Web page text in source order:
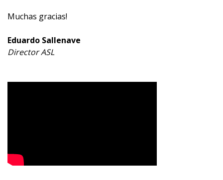
Muchas gracias!
Eduardo Sallenave
Director ASL